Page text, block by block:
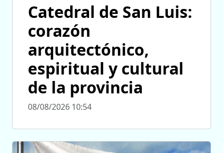
Catedral de San Luis:
corazón
arquitectónico,
espiritual y cultural
de la provincia
08/08/2026 10:54